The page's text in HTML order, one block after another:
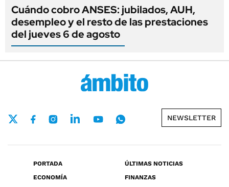
Cuándo cobro ANSES: jubilados, AUH,
desempleo y el resto de las prestaciones
del jueves 6 de agosto
NEWSLETTER
PORTADA
ÚLTIMAS NOTICIAS
ECONOMÍA
FINANZAS